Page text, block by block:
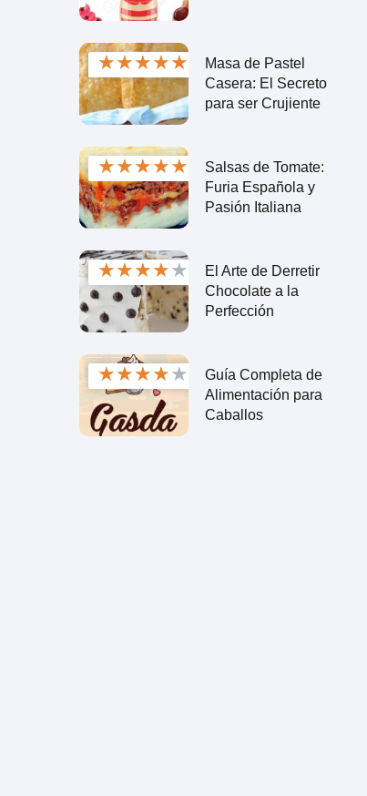
★★★★★
Masa de Pastel
Casera: El Secreto
para ser Crujiente
★★★★★
Salsas de Tomate:
Furia Española y
Pasión Italiana
★★★★★
El Arte de Derretir
Chocolate a la
Perfección
★★★★★
Guía Completa de
Alimentación para
Caballos